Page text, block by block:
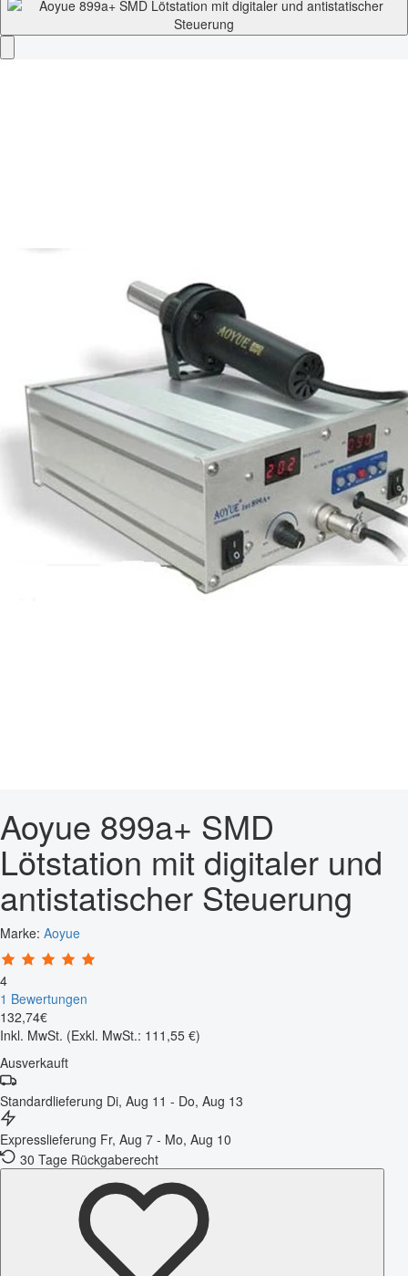
Aoyue 899a+ SMD
Lötstation mit digitaler und
antistatischer Steuerung
Marke: Aoyue
4
1 Bewertungen
132,74€
Inkl. MwSt. (Exkl. MwSt.: 111,55 €)
Ausverkauft
Standardlieferung Di, Aug 11 - Do, Aug 13
Expresslieferung Fr, Aug 7 - Mo, Aug 10
30 Tage Rückgaberecht